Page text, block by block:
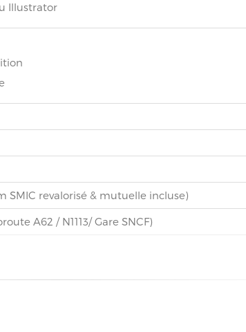
Illustrator
SMIC revalorisé & mutuelle incluse)
A62 / N1113/ Gare SNCF)